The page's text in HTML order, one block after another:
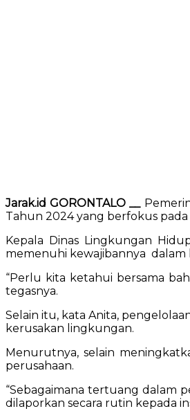
Jarak.id GORONTALO __
Tahun 2024 yang berfokus
Kepala Dinas Lingkungan
memenuhi kewajibannya
“Perlu kita ketahui bersama
tegasnya.
Selain itu, kata Anita,
kerusakan lingkungan.
Menurutnya, selain
perusahaan.
“Sebagaimana tertuang dalam
dilaporkan secara rutin kepada